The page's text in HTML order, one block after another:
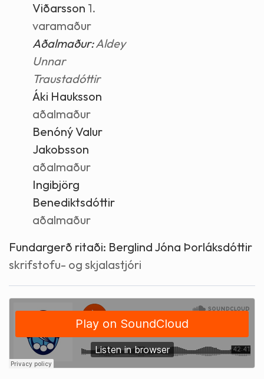
Viðarsson 1.
varamaður
Aðalmaður:Aldey
Unnar
Traustadóttir
Áki Hauksson
aðalmaður
Benóný Valur
Jakobsson
aðalmaður
Ingibjörg
Benediktsdóttir
aðalmaður
Fundargerð ritaði: Berglind Jóna Þorláksdóttir
skrifstofu- og skjalastjóri